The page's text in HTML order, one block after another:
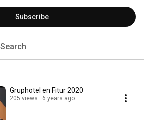
Subscribe
Search
Gruphotel en Fitur 2020
205 views 6 years ago